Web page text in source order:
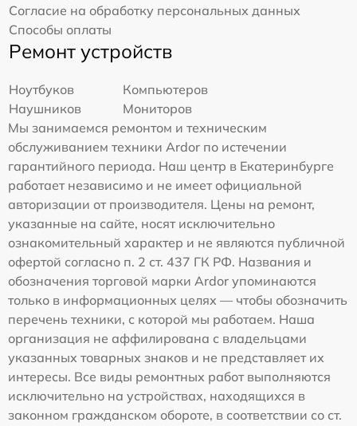
Согласие на обработку персональных данных
Способы оплаты
Ремонт устройств
Ноутбуков
Компьютеров
Наушников
Мониторов
Мы занимаемся ремонтом и техническим
обслуживанием техники Ardor по истечении
гарантийного периода. Наш центр в Екатеринбурге
работает независимо и не имеет официальной
авторизации от производителя. Цены на ремонт,
указанные на сайте, носят исключительно
ознакомительный характер и не являются публичной
офертой согласно п. 2 ст. 437 ГК РФ. Названия и
обозначения торговой марки Ardor упоминаются
только в информационных целях — чтобы обозначить
перечень техники, с которой мы работаем. Наша
организация не аффилирована с владельцами
указанных товарных знаков и не представляет их
интересы. Все виды ремонтных работ выполняются
исключительно на устройствах, находящихся в
законном гражданском обороте, в соответствии со ст.